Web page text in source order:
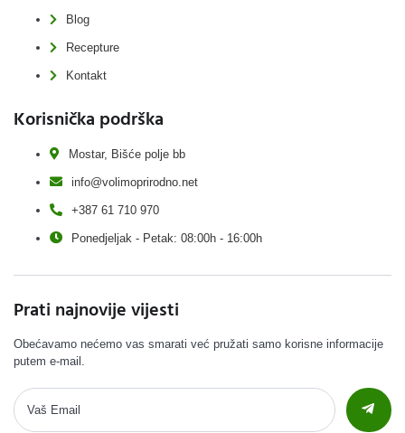
Blog
Recepture
Kontakt
Korisnička podrška
Mostar, Bišće polje bb
info@volimoprirodno.net
+387 61 710 970
Ponedjeljak - Petak: 08:00h - 16:00h
Prati najnovije vijesti
Obećavamo nećemo vas smarati već pružati samo korisne informacije
putem e-mail.